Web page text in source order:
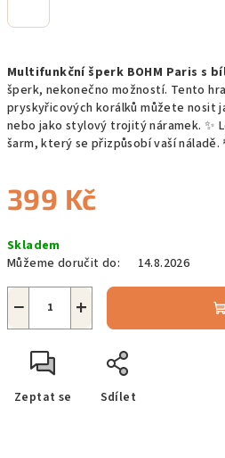
Multifunkční šperk BOHM Paris s
šperk, nekonečno možností. Tento
pryskyřicových korálků můžete nosit
nebo jako stylový trojitý náramek. ✨
šarm, který se přizpůsobí vaší
399 Kč
cena:
Skladem
Můžeme doručit do:
14.8.2026
+
−
Zeptat se Sdílet